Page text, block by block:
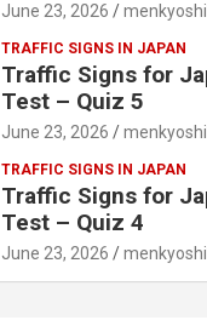
June 23, 2026
TRAFFIC SIGNS IN JAPAN
Traffic Signs for
Test – Quiz 5
June 23, 2026
TRAFFIC SIGNS IN JAPAN
Traffic Signs for
Test – Quiz 4
June 23, 2026